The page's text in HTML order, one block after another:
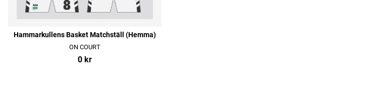
Hammarkullens Basket Matchställ (Hemma)
ON COURT
0 kr